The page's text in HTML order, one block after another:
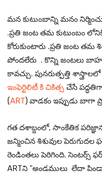
మన కుటుంబాన్ని మనం
.ప్రతి జంట తమ కుటుంబం
కోరుకుంటారు .ప్రతి జంట తమ
పోందలేరు . కొన్ని జంటలు
కావచ్చు. పునరుత్పత్తి
ఇంఫెర్టిలిటీ కి చికిత్స చేసే
(ART) వాడకం ఇప్పుడు బాగా
గత దశాబ్దంలో, సాంకేతిక
జన్మించిన శిశువుల
రెండింతలు పెరిగింది. సెంటర్స్
ARTని “అండములు లేదా